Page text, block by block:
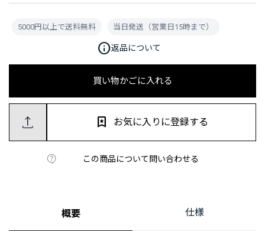
買い物かごに入れる
この商品について問い合わせる
お気に入りに登録する
5000円以上で送料無料 当日発送（営業日15時まで）
info返品について
概要 仕様